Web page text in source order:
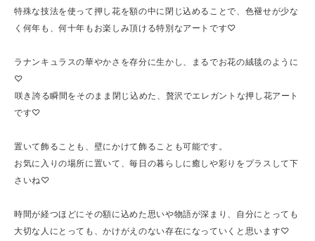
特殊な技法を使って押し花を額の中に閉じ込めることで、色褪せが少な
く何年も、何十年もお楽しみ頂ける特別なアートです♡
ラナンキュラスの華やかさを存分に生かし、まるでお花の絨毯のように
♡
⁡咲き誇る瞬間をそのまま閉じ込めた、贅沢でエレガントな押し花アート
です♡
置いて飾ることも、壁にかけて飾ることも可能です。
お気に入りの場所に置いて、毎日の暮らしに癒しや彩りをプラスして下
さいね♡
時間が経つほどにその額に込めた思いや物語が深まり、自分にとっても
大切な人にとっても、かけがえのない存在になっていくと思います♡